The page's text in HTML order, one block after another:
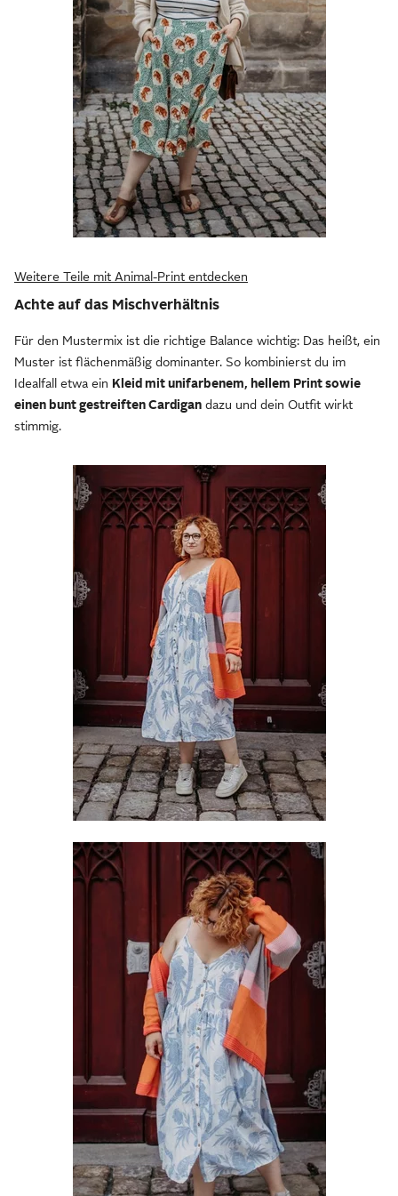
Weitere Teile mit Animal-Print entdecken
Achte auf das Mischverhältnis
Für den Mustermix ist die richtige Balance wichtig: Das heißt, ein
Muster ist flächenmäßig dominanter. So kombinierst du im
Idealfall etwa ein Kleid mit unifarbenem, hellem Print sowie
einen bunt gestreiften Cardigan dazu und dein Outfit wirkt
stimmig.